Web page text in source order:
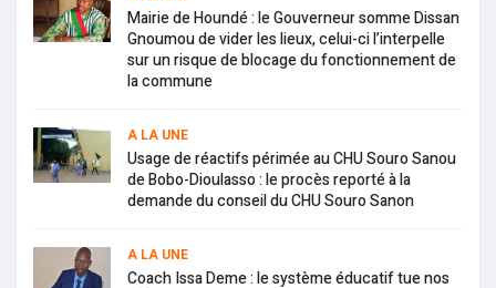
Mairie de Houndé : le Gouverneur somme Dissan
Gnoumou de vider les lieux, celui-ci l’interpelle
sur un risque de blocage du fonctionnement de
la commune
A LA UNE
Usage de réactifs périmée au CHU Souro Sanou
de Bobo-Dioulasso : le procès reporté à la
demande du conseil du CHU Souro Sanon
A LA UNE
Coach Issa Deme : le système éducatif tue nos